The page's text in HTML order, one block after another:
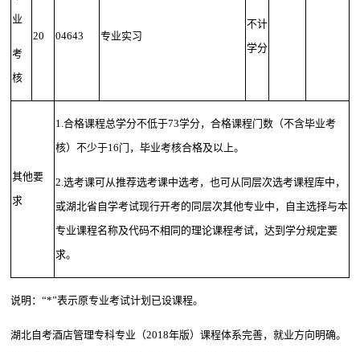
业
考
核
20 04643 专业实习
不计
学分
其他要
求
1.合格课程总学分不低于73学分，合格课程门数（不含毕业考
核）不少于16门，毕业考核合格及以上。
2.选考课可从推荐选考课中选考，也可从同层次选考课程库中，
或湖北省自学考试现行开考的同层次其他专业中，自主选择与本
专业课程名称及代码不相同的理论课程考试，达到学分规定要
求。
说明：“*”表示原专业考试计划已设课程。
湖北自考酒店管理专科专业（2018年版）课程体系完善，就业方向明确。